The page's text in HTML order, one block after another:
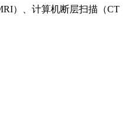
）、计算机断层扫描（CT